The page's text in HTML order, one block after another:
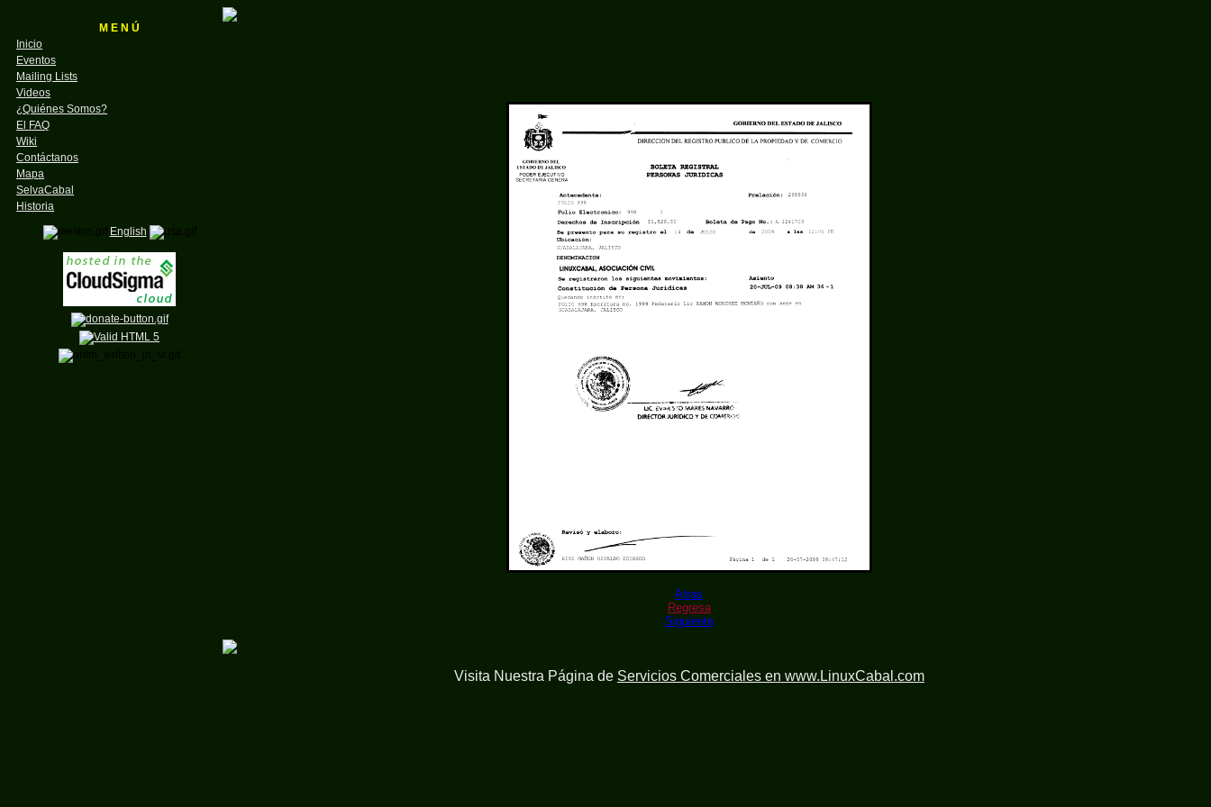
M E N Ú
Inicio
Eventos
Mailing Lists
Videos
¿Quiénes Somos?
El FAQ
Wiki
Contáctanos
Mapa
SelvaCabal
Historia
English
Atras
Regresa
Siguiente
Visita Nuestra Página de Servicios Comerciales en www.LinuxCabal.com